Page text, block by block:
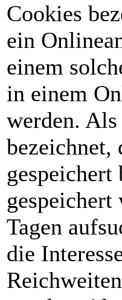
Cookies
ein
einem
in einem
werden. Als
bezeichnet,
gespeichert
Tagen
die